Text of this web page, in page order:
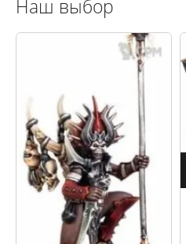
Наш выбор